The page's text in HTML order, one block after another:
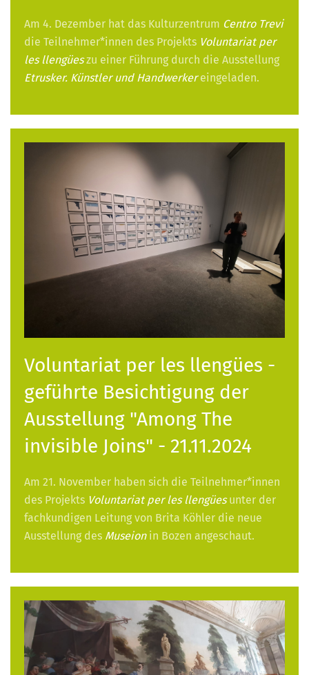
Am 4. Dezember hat das Kulturzentrum Centro Trevi
die Teilnehmer*innen des Projekts Voluntariat per
les llengüeszu einer Führung durch die Ausstellung
Etrusker. Künstler und Handwerkereingeladen.
Voluntariat per les llengües -
geführte Besichtigung der
Ausstellung "Among The
invisible Joins" - 21.11.2024
Am 21. November haben sich die Teilnehmer*innen
des Projekts Voluntariat per les llengüesunter der
fachkundigen Leitung von Brita Köhler die neue
Ausstellung des Museionin Bozen angeschaut.